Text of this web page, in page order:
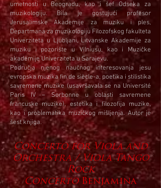
umetnosti u Beogradu, kao i šef Odseka za
muzikologiju. Bila je gostujući profesor
Jerusalimske Akademije za muziku i ples,
Departmana za muzikologiju Filozofskog fakulteta
Univerziteta u Ljubljani, Litvanske Akademije za
muziku i pozorište u Vilniusu, kao i Muzičke
akademije Univerziteta u Sarajevu.
Područja njenog naučnog interesovanja jesu
evropska muzika fin de siècle-a, poetika i stilistika
savremene muzike (usavršavala se na Université
Paris IV – Sorbonne u oblasti savremene
francuske muzike), estetika i filozofija muzike,
kao i problematika muzičkog mišljenja. Autor je
šest knjiga.
Concerto for Viola and
Orchestra / Viola Tango
Rock
Concerto Benjamina